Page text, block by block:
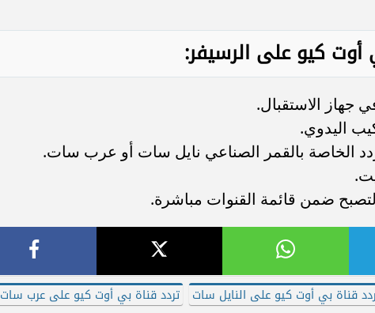
كيو على الرسيفر:
جهاز الاستقبال.
اليدوي.
الخاصة بالقمر الصناعي نايل سات أو عرب سات.
ضمن قائمة القنوات مباشرة.
قناة بي أوت كيو على النايل سات
تردد قناة بي أوت كيو على عرب سات